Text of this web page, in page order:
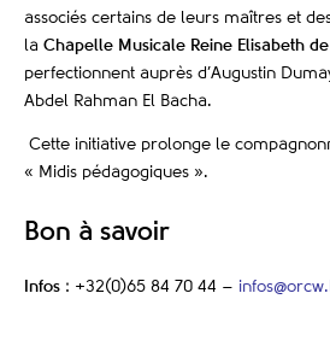
associés certains de leurs maîtres et
la Chapelle Musicale Reine Elisabeth
perfectionnent auprès d’Augustin
Abdel Rahman El Bacha.
Cette initiative prolonge le
« Midis pédagogiques ».
Bon à savoir
Infos : +32(0)65 84 70 44 –